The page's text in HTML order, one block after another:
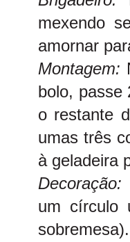
mexendo
amornar
Montagem:
bolo, passe
o restante
umas três
à geladeira
Decoração:
um círculo